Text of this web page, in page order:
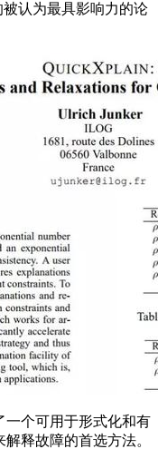
认为最具影响力的论
个可用于形式化和有
释故障的首选方法。